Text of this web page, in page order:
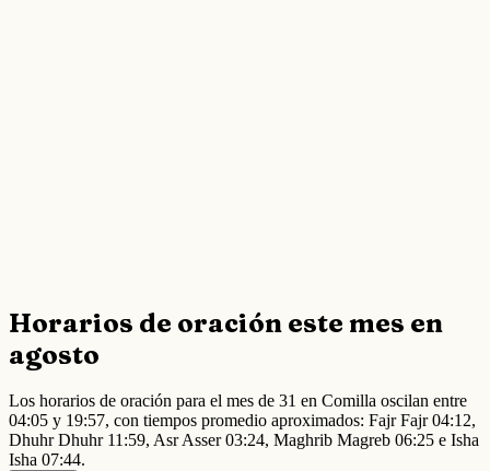
Horarios de oración este mes en
agosto
Los horarios de oración para el mes de 31 en Comilla oscilan entre
04:05 y 19:57, con tiempos promedio aproximados: Fajr Fajr 04:12,
Dhuhr Dhuhr 11:59, Asr Asser 03:24, Maghrib Magreb 06:25 e Isha
Isha 07:44.